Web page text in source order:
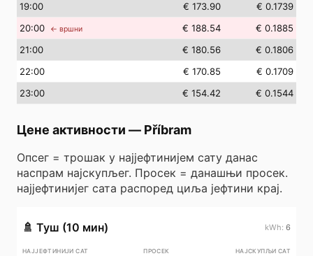
19:00 € 173.90
€ 0.1739
20:00 ← вршни € 188.54
€ 0.1885
21:00 € 180.56
€ 0.1806
22:00 € 170.85
€ 0.1709
23:00 € 154.42 € 0.1544
Цене активности — Příbram
Опсег = трошак у најјефтинијем сату данас
наспрам најскупљег. Просек = данашњи просек.
најјефтинијег сата распоред циља јефтини крај.
🚿 Туш (10 мин) 6